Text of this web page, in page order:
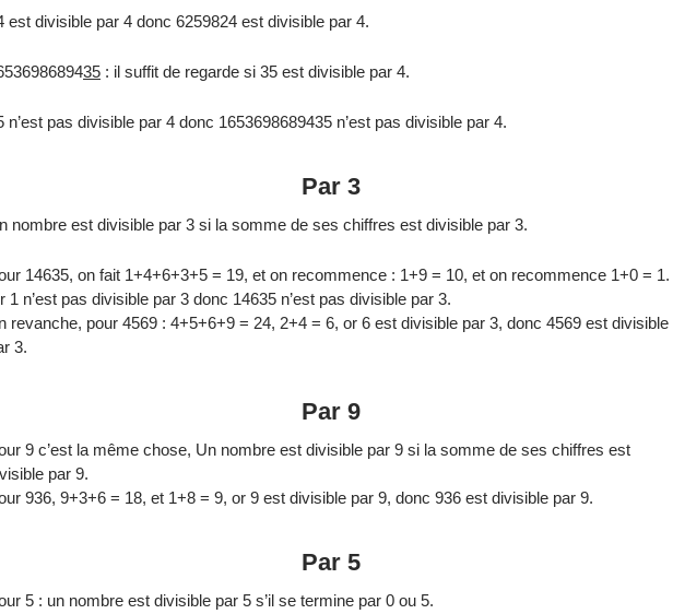
est divisible par 4 donc 6259824 est divisible par 4.
35 : il suffit de regarde si 35 est divisible par 4.
n’est pas divisible par 4 donc 1653698689435 n’est pas divisible par 4.
Par 3
nombre est divisible par 3 si la somme de ses chiffres est divisible par 3.
14635, on fait 1+4+6+3+5 = 19, et on recommence : 1+9 = 10, et on recommence 1+0 = 1.
1 n’est pas divisible par 3 donc 14635 n’est pas divisible par 3.
revanche, pour 4569 : 4+5+6+9 = 24, 2+4 = 6, or 6 est divisible par 3, donc 4569 est divisible
3.
Par 9
9 c’est la même chose, Un nombre est divisible par 9 si la somme de ses chiffres est
par 9.
936, 9+3+6 = 18, et 1+8 = 9, or 9 est divisible par 9, donc 936 est divisible par 9.
Par 5
5 : un nombre est divisible par 5 s’il se termine par 0 ou 5.